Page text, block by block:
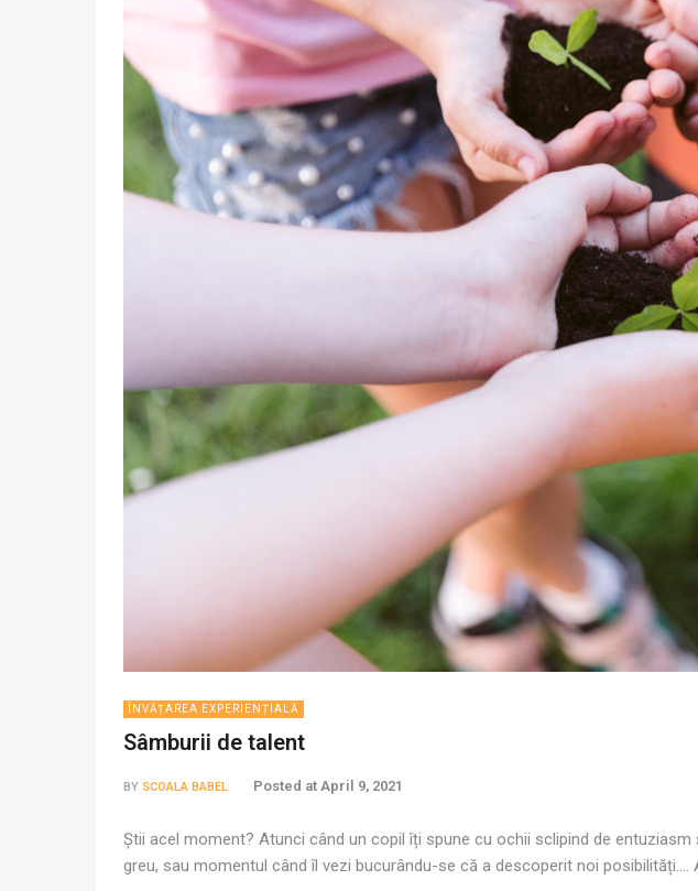
ÎNVĂȚAREA EXPERIENȚIALĂ
Sâmburii de talent
BY SCOALA BABEL Posted at April 9, 2021
Știi acel moment? Atunci când un copil îți spune cu ochii sclipind de
greu, sau momentul când îl vezi bucurându-se că a descoperit noi